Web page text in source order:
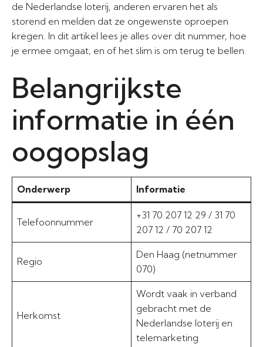
de Nederlandse loterij, anderen ervaren het als
storend en melden dat ze ongewenste oproepen
kregen. In dit artikel lees je alles over dit nummer, hoe
je ermee omgaat, en of het slim is om terug te bellen.
Belangrijkste
informatie in één
oogopslag
Onderwerp Informatie
Telefoonnummer
+31 70 207 12 29 / 31 70
207 12 / 70 207 12
Regio
Den Haag (netnummer
070)
Herkomst
Wordt vaak in verband
gebracht met de
Nederlandse loterij en
telemarketing